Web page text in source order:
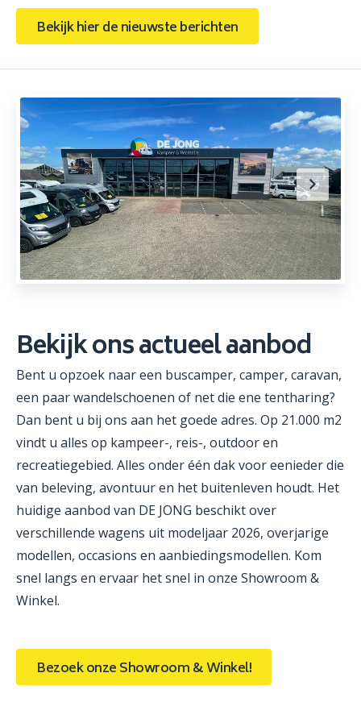
Bekijk hier de nieuwste berichten
Bekijk ons actueel aanbod
Bent u opzoek naar een buscamper, camper, caravan,
een paar wandelschoenen of net die ene tentharing?
Dan bent u bij ons aan het goede adres. Op 21.000 m2
vindt u alles op kampeer-, reis-, outdoor en
recreatiegebied. Alles onder één dak voor eenieder die
van beleving, avontuur en het buitenleven houdt. Het
huidige aanbod van DE JONG beschikt over
verschillende wagens uit modeljaar 2026, overjarige
modellen, occasions en aanbiedingsmodellen. Kom
snel langs en ervaar het snel in onze Showroom &
Winkel.
Bezoek onze Showroom & Winkel!